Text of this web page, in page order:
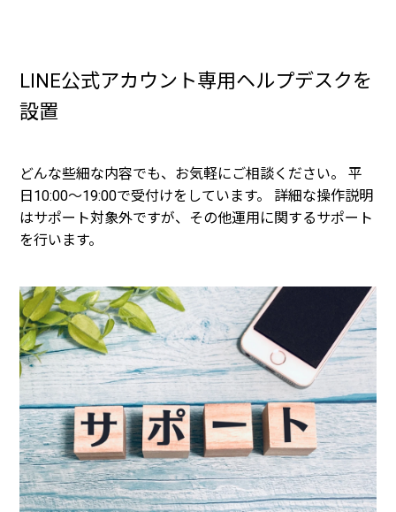
LINE公式アカウント専用ヘルプデスクを
設置
どんな些細な内容でも、お気軽にご相談ください。 平
日10:00～19:00で受付けをしています。 詳細な操作説明
はサポート対象外ですが、その他運用に関するサポート
を行います。